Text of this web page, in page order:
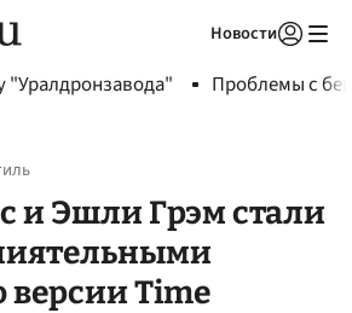
Новости
"Уралдронзавода" Проблемы с
и Эшли Грэм стали
Time